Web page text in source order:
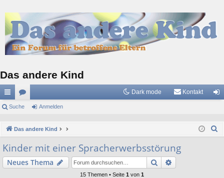
Das andere Kind
ch
llz
ug
riff
or
Dark mode Kontakt
el
Suche Anmelden
Das andere Kind
Kinder mit einer Spracherwerbsstörung
Neues Thema Suche
15 Themen • Seite 1 von 1